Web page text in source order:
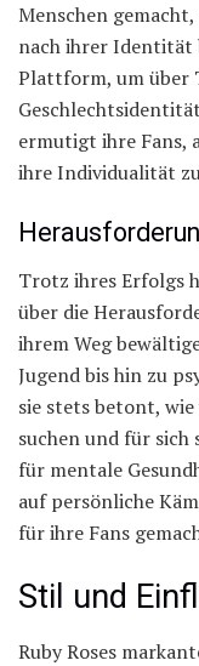
Menschen
nach ihrer Identität
Plattform, um über
ermutigt ihre Fans,
ihre Individualität
Trotz ihres Erfolgs
über die
ihrem Weg
Jugend bis hin zu
sie stets betont,
suchen und für sich
für mentale
auf persönliche
für ihre Fans
Stil und
Ruby Roses